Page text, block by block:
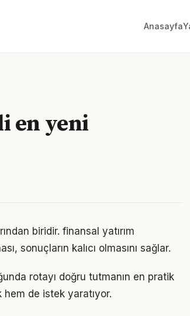
Anasayfa
en yeni
biridir. finansal yatırım
sonuçların kalıcı olmasını sağlar.
rotayı doğru tutmanın en pratik
hem de istek yaratıyor.